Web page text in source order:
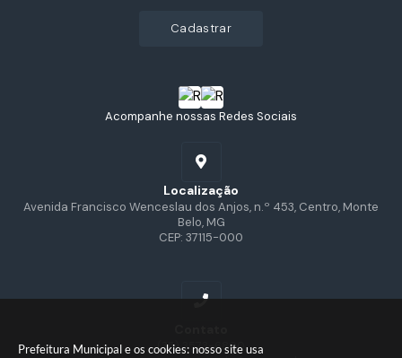
Prefeitura Municipal e os cookies: nosso site usa
Acompanhe nossas Redes Sociais
Localização
Avenida Francisco Wenceslau dos Anjos, n.º 453, Centro, Monte
Belo, MG
CEP: 37115-000
(35) 3573-6800
cadastrar